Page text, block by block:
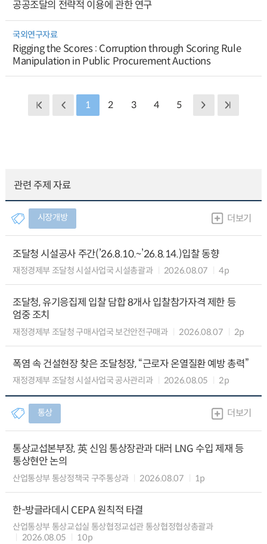
공공조달의 전략적 이용에 관한 연구
국외연구자료
Rigging the Scores : Corruption through Scoring Rule
Manipulation in Public Procurement Auctions
1 2 3 4 5
관련 주제 자료
시장개방 더보기
조달청 시설공사 주간(’26.8.10.~’26.8.14.)입찰 동향
재정경제부 조달청 시설사업국 시설총괄과 2026.08.07 4p
조달청, 유기응집제 입찰 담합 8개사 입찰참가자격 제한 등
엄중 조치
재정경제부 조달청 구매사업국 보건안전구매과 2026.08.07 2p
폭염 속 건설현장 찾은 조달청장, “근로자 온열질환 예방 총력”
재정경제부 조달청 시설사업국 공사관리과 2026.08.05 2p
통상 더보기
통상교섭본부장, 英 신임 통상장관과 대러 LNG 수입 제재 등
통상현안 논의
산업통상부 통상정책국 구주통상과 2026.08.07 1p
한-방글라데시 CEPA 원칙적 타결
산업통상부 통상교섭실 통상협정교섭관 통상협정협상총괄과
2026.08.05
10p